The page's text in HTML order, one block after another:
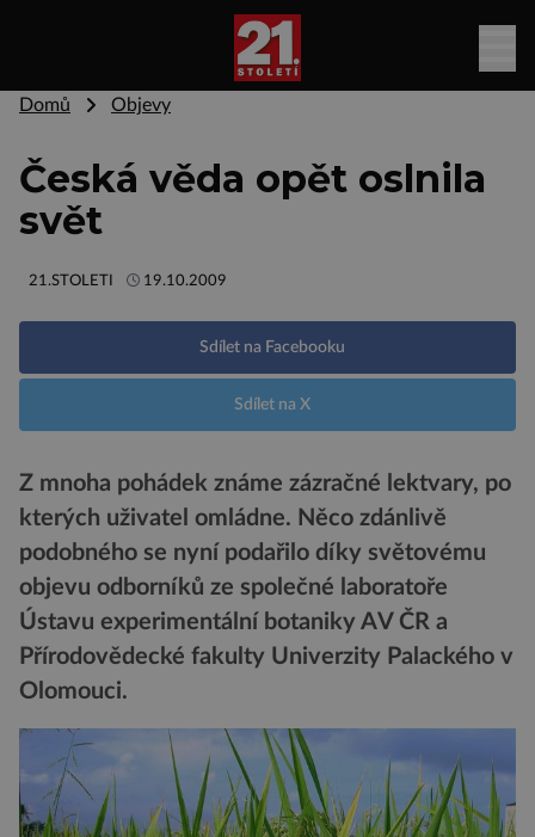
Domů Objevy
Česká věda opět oslnila
svět
21.STOLETI 19.10.2009
Sdílet na Facebooku
Sdílet na X
Z mnoha pohádek známe zázračné lektvary, po
kterých uživatel omládne. Něco zdánlivě
podobného se nyní podařilo díky světovému
objevu odborníků ze společné laboratoře
Ústavu experimentální botaniky AV ČR a
Přírodovědecké fakulty Univerzity Palackého v
Olomouci.